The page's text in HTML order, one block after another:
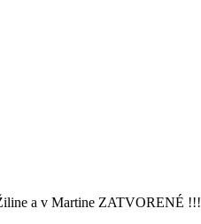
a v Martine ZATVORENÉ !!!